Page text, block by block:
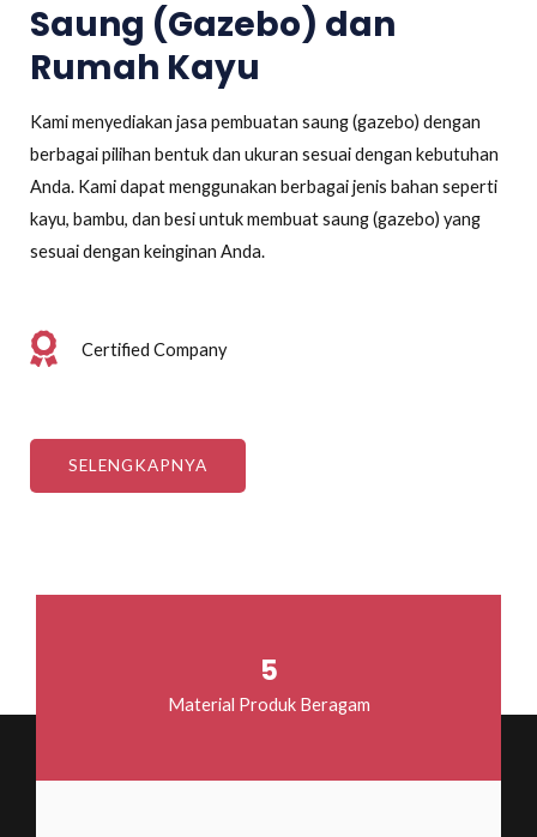
Saung (Gazebo) dan
Rumah Kayu
Kami menyediakan jasa pembuatan saung (gazebo) dengan
berbagai pilihan bentuk dan ukuran sesuai dengan kebutuhan
Anda. Kami dapat menggunakan berbagai jenis bahan seperti
kayu, bambu, dan besi untuk membuat saung (gazebo) yang
sesuai dengan keinginan Anda.
Certified Company
SELENGKAPNYA
5
Material Produk Beragam